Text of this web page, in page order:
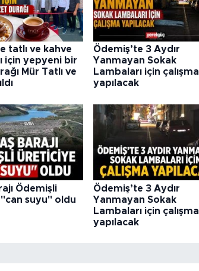
tatlı ve kahve
için yepyeni bir
Mür Tatlı ve
Ödemiş’te 3 Aydır
Yanmayan Sokak
Lambaları için çalışma
yapılacak
Ödemişli
suyu" oldu
Ödemiş’te 3 Aydır
Yanmayan Sokak
Lambaları için çalışma
yapılacak